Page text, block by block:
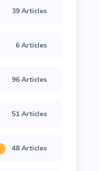
39 Articles
6 Articles
96 Articles
51 Articles
48 Articles